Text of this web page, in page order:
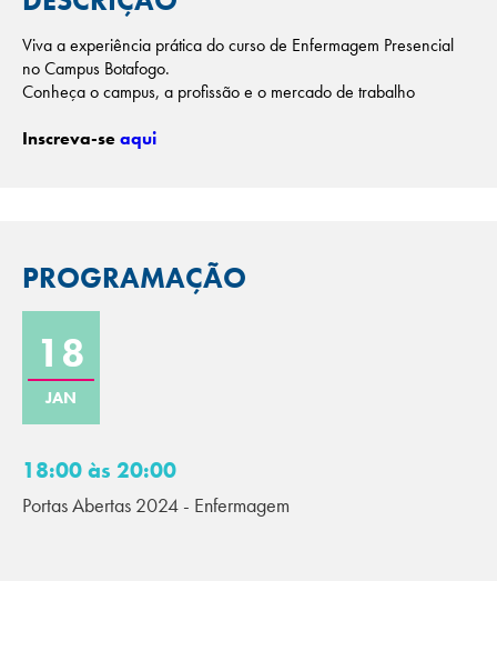
Viva a experiência prática do curso de Enfermagem Presencial
no Campus Botafogo.
Conheça o campus, a profissão e o mercado de trabalho
Inscreva-seaqui
PROGRAMAÇÃO
18
JAN
18:00 às 20:00
Portas Abertas 2024 - Enfermagem